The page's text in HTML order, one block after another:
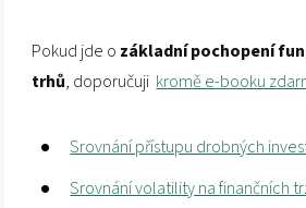
Pokud jde o základní pochopení
trhů, doporučujikromě e-booku
Srovnání přístupu drobných
Srovnání volatility na finančních